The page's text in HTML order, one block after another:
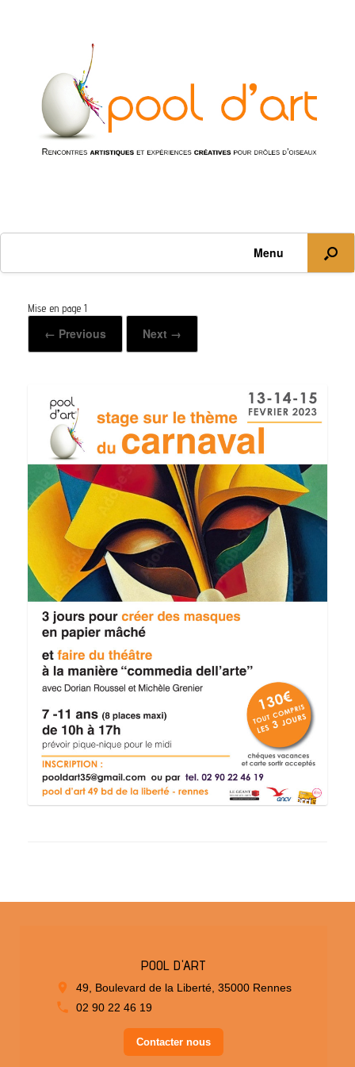
Menu
Mise en page 1
← Previous Next →
POOL D'ART
49, Boulevard de la Liberté, 35000 Rennes
02 90 22 46 19
Contacter nous